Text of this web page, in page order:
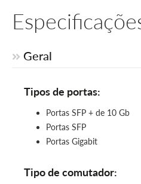
Geral
Tipos de portas:
Portas SFP + de 10 Gb
Portas SFP
Portas Gigabit
Tipo de comutador: